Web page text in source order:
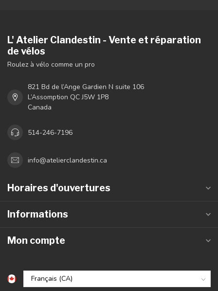
L' Atelier Clandestin - Vente et réparation
de vélos
Roulez à vélo comme un pro
821 Bd de l’Ange Gardien N suite 106
L’Assomption QC J5W 1P8
Canada
514-246-7196
info@atelierclandestin.ca
Horaires d'ouvertures
Informations
Mon compte